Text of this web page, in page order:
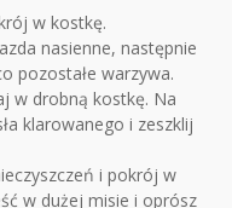
w kostkę.
nasienne, następnie
pozostałe warzywa.
w drobną kostkę. Na
klarowanego i zeszklij
i pokrój w
w dużej misie i oprósz